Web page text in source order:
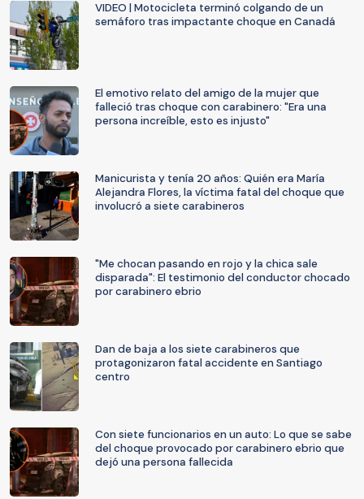
VIDEO | Motocicleta terminó colgando de un
semáforo tras impactante choque en Canadá
El emotivo relato del amigo de la mujer que
falleció tras choque con carabinero: "Era una
persona increíble, esto es injusto"
Manicurista y tenía 20 años: Quién era María
Alejandra Flores, la víctima fatal del choque que
involucró a siete carabineros
"Me chocan pasando en rojo y la chica sale
disparada": El testimonio del conductor chocado
por carabinero ebrio
Dan de baja a los siete carabineros que
protagonizaron fatal accidente en Santiago
centro
Con siete funcionarios en un auto: Lo que se sabe
del choque provocado por carabinero ebrio que
dejó una persona fallecida